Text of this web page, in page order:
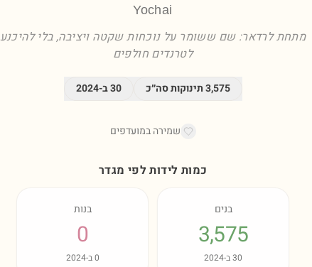
Yochai
מתחת לרדאר: שם ששומר על נוכחות שקטה ויציבה, בלי להיכנע
לטרנדים חולפים
3,575תינוקות סה״כ 30ב-2024
שמירה במועדפים
כמות לידות לפי מגדר
בנים
3,575
30ב-2024
בנות
0
0ב-2024